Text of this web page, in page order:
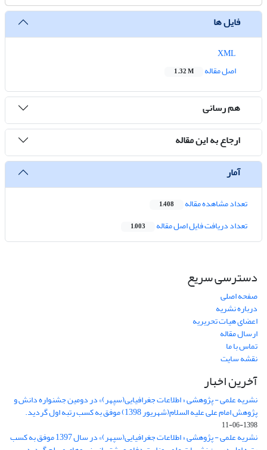
فایل ها
اصل مقاله
1.32 M
هم رسانی
ارجاع به این مقاله
آمار
تعداد مشاهده مقاله 1,408
تعداد دریافت فایل اصل مقاله 1,003
دسترسی سریع
صفحه اصلی
درباره نشریه
اعضای هیات تحریریه
ارسال مقاله
تماس با ما
نقشه سایت
آخرین اخبار
نشریه علمی - پژوهشی « اطلاعات جغرافیایی(سپهر)» در دومین جشنواره دانش و
پژوهش امام علی علیه السلام(شهریور 1398) موفق به کسب رتبه اول گردید.
1398-06-11
نشریه علمی - پژوهشی « اطلاعات جغرافیایی(سپهر)» در سال 1397 موفق به کسب